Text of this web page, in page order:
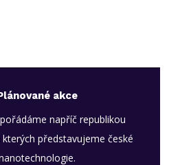
akce
napříč republikou
představujeme české